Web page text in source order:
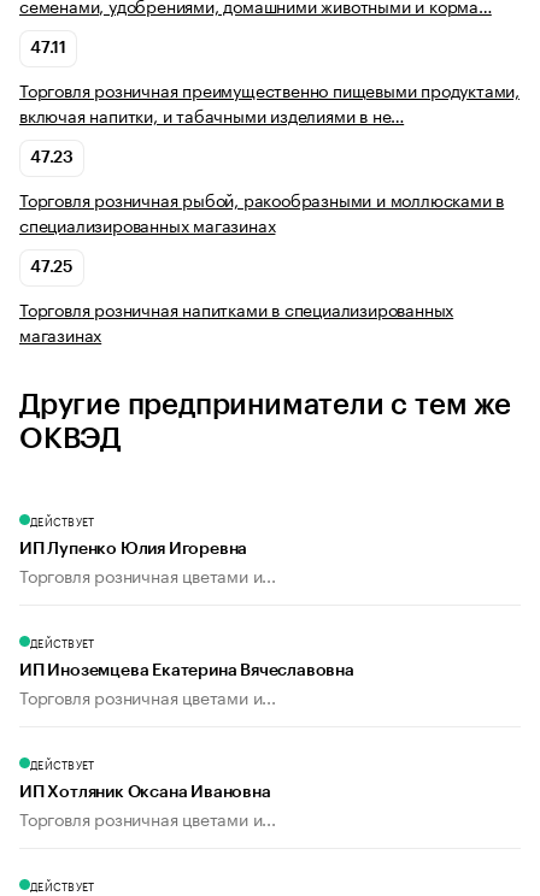
семенами, удобрениями, домашними животными и корма…
47.11
Торговля розничная преимущественно пищевыми продуктами,
включая напитки, и табачными изделиями в не…
47.23
Торговля розничная рыбой, ракообразными и моллюсками в
специализированных магазинах
47.25
Торговля розничная напитками в специализированных
магазинах
Другие предприниматели с тем же
ОКВЭД
ДЕЙСТВУЕТ
ИП Лупенко Юлия Игоревна
Торговля розничная цветами и...
ДЕЙСТВУЕТ
ИП Иноземцева Екатерина Вячеславовна
Торговля розничная цветами и...
ДЕЙСТВУЕТ
ИП Хотляник Оксана Ивановна
Торговля розничная цветами и...
ДЕЙСТВУЕТ